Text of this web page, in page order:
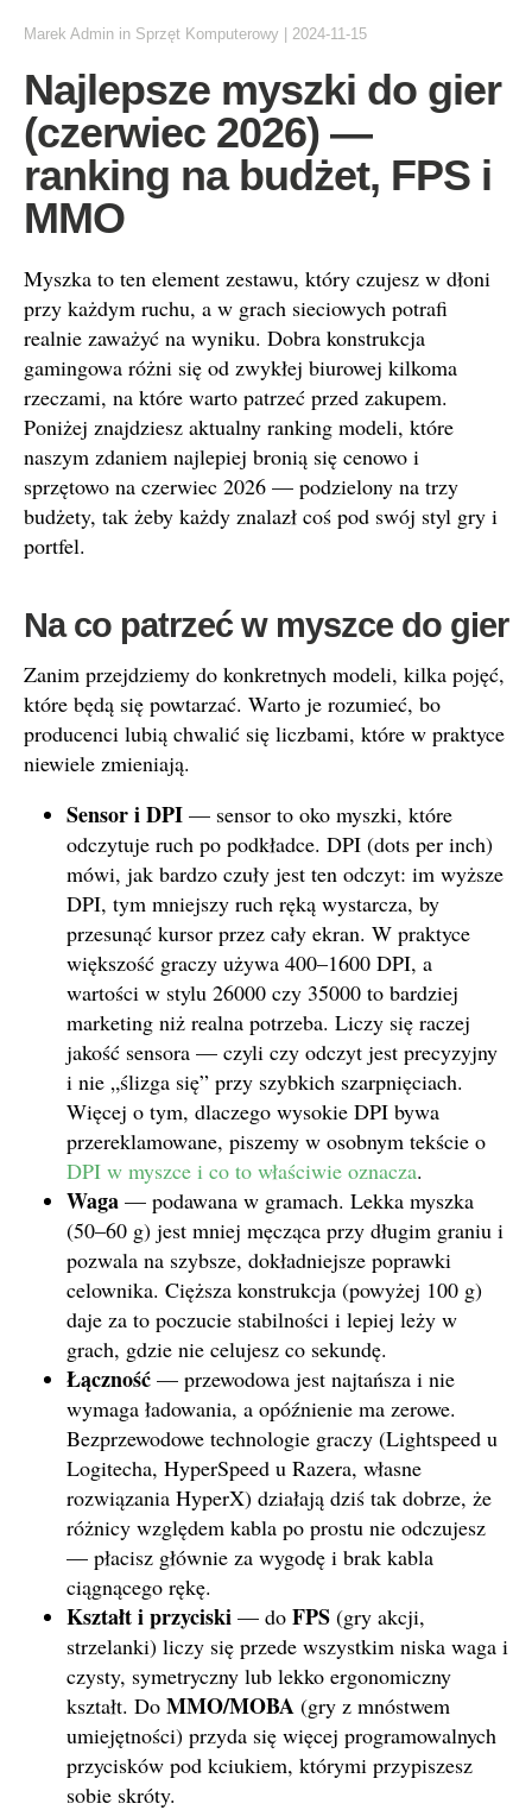
Marek Admin in Sprzęt Komputerowy 2024-11-15
Najlepsze myszki do gier
(czerwiec 2026) —
ranking na budżet, FPS i
MMO
Myszka to ten element zestawu, który czujesz w dłoni
przy każdym ruchu, a w grach sieciowych potrafi
realnie zaważyć na wyniku. Dobra konstrukcja
gamingowa różni się od zwykłej biurowej kilkoma
rzeczami, na które warto patrzeć przed zakupem.
Poniżej znajdziesz aktualny ranking modeli, które
naszym zdaniem najlepiej bronią się cenowo i
sprzętowo na czerwiec 2026 — podzielony na trzy
budżety, tak żeby każdy znalazł coś pod swój styl gry i
portfel.
Na co patrzeć w myszce do gier
Zanim przejdziemy do konkretnych modeli, kilka pojęć,
które będą się powtarzać. Warto je rozumieć, bo
producenci lubią chwalić się liczbami, które w praktyce
niewiele zmieniają.
Sensor i DPI — sensor to oko myszki, które
odczytuje ruch po podkładce. DPI (dots per inch)
mówi, jak bardzo czuły jest ten odczyt: im wyższe
DPI, tym mniejszy ruch ręką wystarcza, by
przesunąć kursor przez cały ekran. W praktyce
większość graczy używa 400–1600 DPI, a
wartości w stylu 26000 czy 35000 to bardziej
marketing niż realna potrzeba. Liczy się raczej
jakość sensora — czyli czy odczyt jest precyzyjny
i nie „ślizga się” przy szybkich szarpnięciach.
Więcej o tym, dlaczego wysokie DPI bywa
przereklamowane, piszemy w osobnym tekście o
DPI w myszce i co to właściwie oznacza.
Waga — podawana w gramach. Lekka myszka
(50–60 g) jest mniej męcząca przy długim graniu i
pozwala na szybsze, dokładniejsze poprawki
celownika. Cięższa konstrukcja (powyżej 100 g)
daje za to poczucie stabilności i lepiej leży w
grach, gdzie nie celujesz co sekundę.
Łączność — przewodowa jest najtańsza i nie
wymaga ładowania, a opóźnienie ma zerowe.
Bezprzewodowe technologie graczy (Lightspeed u
Logitecha, HyperSpeed u Razera, własne
rozwiązania HyperX) działają dziś tak dobrze, że
różnicy względem kabla po prostu nie odczujesz
— płacisz głównie za wygodę i brak kabla
ciągnącego rękę.
Kształt i przyciski — do FPS (gry akcji,
strzelanki) liczy się przede wszystkim niska waga i
czysty, symetryczny lub lekko ergonomiczny
kształt. Do MMO/MOBA (gry z mnóstwem
umiejętności) przyda się więcej programowalnych
przycisków pod kciukiem, którymi przypiszesz
sobie skróty.